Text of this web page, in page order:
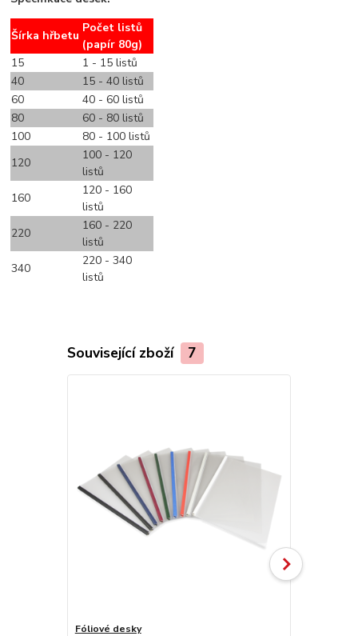
Šírka hřbetu
Počet listů
(papír 80g)
15
1 - 15 listů
40
15 - 40 listů
60
40 - 60 listů
80
60 - 80 listů
100
80 - 100 listů
120
100 - 120
listů
160
120 - 160
listů
220
160 - 220
listů
340
220 - 340
listů
Související zboží 7
Fóliové desky